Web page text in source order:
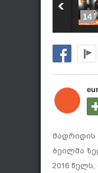
არტი
14
მადრიდის
ბეილმა
2016